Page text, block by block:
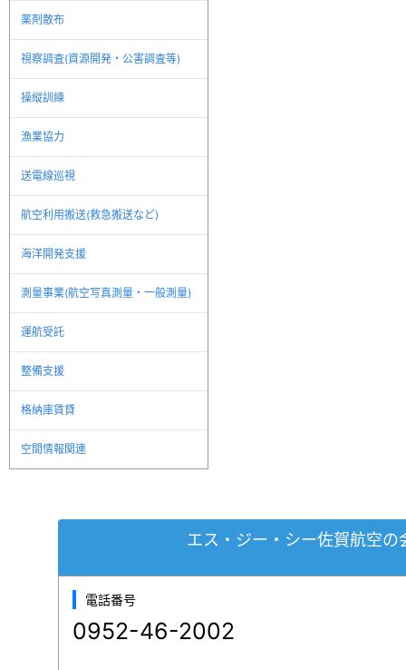
薬剤散布
視察調査(資源開発・公害調査等)
操縦訓練
漁業協力
送電線巡視
航空利用搬送(救急搬送など)
海洋開発支援
測量事業(航空写真測量・一般測量)
運航受託
整備支援
格納庫賃貸
空間情報関連
エス・ジー・シー佐賀航空の
電話番号
0952-46-2002